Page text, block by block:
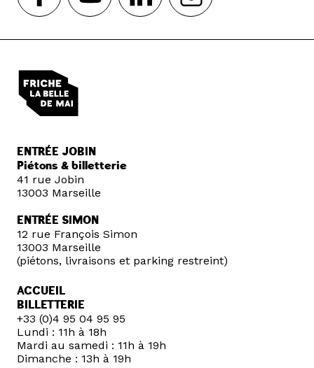
ENTRÉE JOBIN
Piétons & billetterie
41 rue Jobin
13003 Marseille
ENTRÉE SIMON
12 rue François Simon
13003 Marseille
(piétons, livraisons et parking restreint)
ACCUEIL
BILLETTERIE
+33 (0)4 95 04 95 95
Lundi : 11h à 18h
Mardi au samedi : 11h à 19h
Dimanche : 13h à 19h